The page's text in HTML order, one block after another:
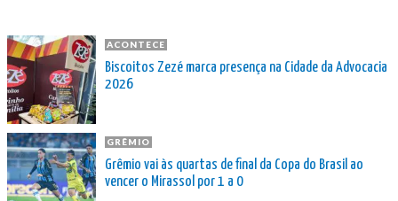
ACONTECE
Biscoitos Zezé marca presença na Cidade da Advocacia
2026
GRÊMIO
Grêmio vai às quartas de final da Copa do Brasil ao
vencer o Mirassol por 1 a 0